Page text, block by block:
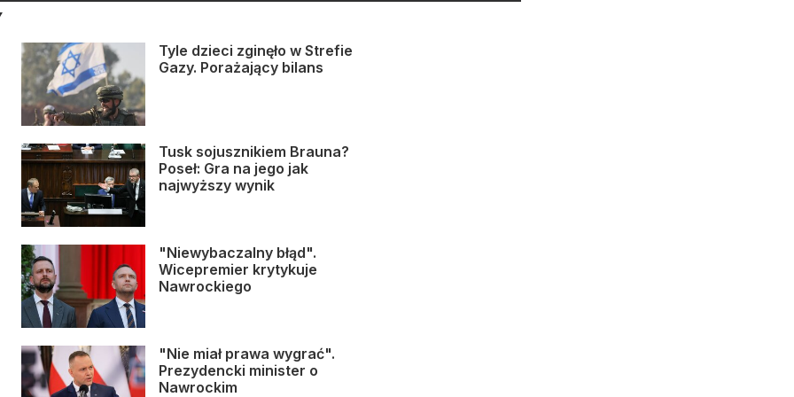
Tyle dzieci zginęło w Strefie
Gazy. Porażający bilans
Tusk sojusznikiem Brauna?
Poseł: Gra na jego jak
najwyższy wynik
"Niewybaczalny błąd".
Wicepremier krytykuje
Nawrockiego
"Nie miał prawa wygrać".
Prezydencki minister o
Nawrockim